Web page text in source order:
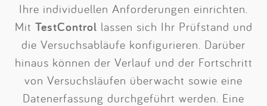
Ihre individuellen Anforderungen einrichten.
Mit TestControl lassen sich Ihr Prüfstand und
die Versuchsabläufe konfigurieren. Darüber
hinaus können der Verlauf und der Fortschritt
von Versuchsläufen überwacht sowie eine
Datenerfassung durchgeführt werden. Eine